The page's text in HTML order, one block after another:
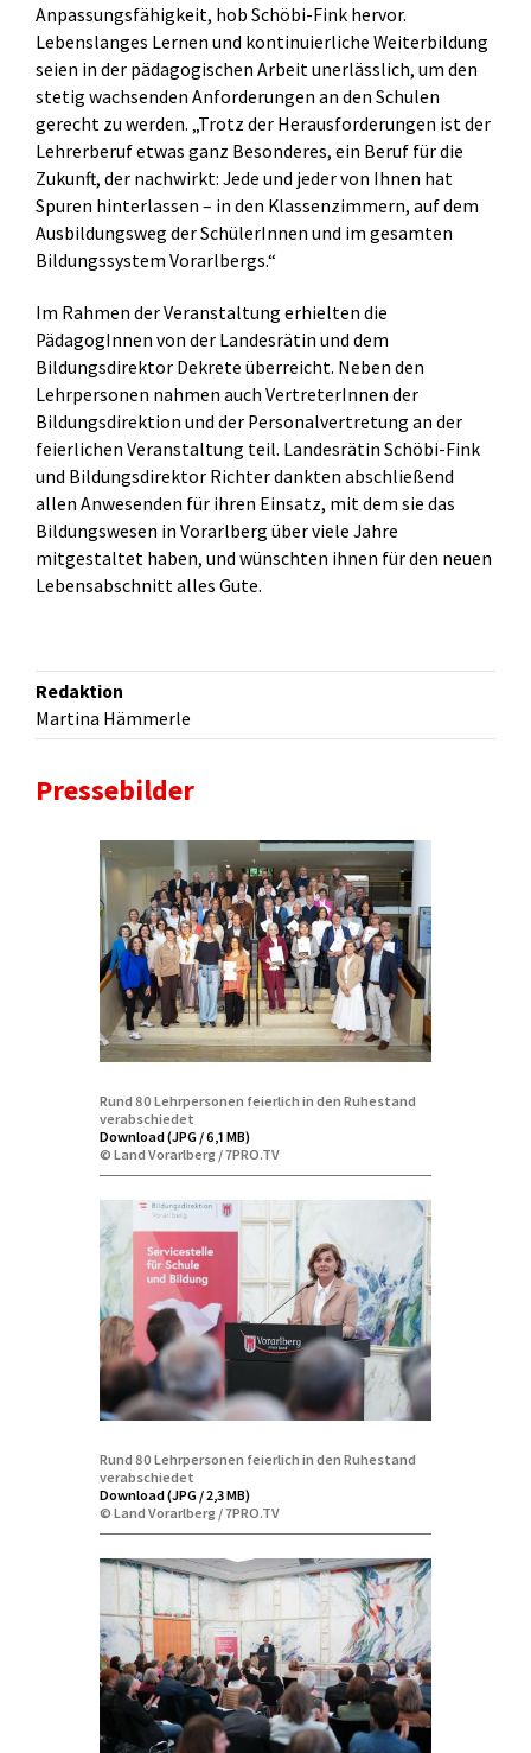
Anpassungsfähigkeit, hob Schöbi-Fink hervor.
Lebenslanges Lernen und kontinuierliche Weiterbildung
seien in der pädagogischen Arbeit unerlässlich, um den
stetig wachsenden Anforderungen an den Schulen
gerecht zu werden. „Trotz der Herausforderungen ist der
Lehrerberuf etwas ganz Besonderes, ein Beruf für die
Zukunft, der nachwirkt: Jede und jeder von Ihnen hat
Spuren hinterlassen – in den Klassenzimmern, auf dem
Ausbildungsweg der SchülerInnen und im gesamten
Bildungssystem Vorarlbergs.“
Im Rahmen der Veranstaltung erhielten die
PädagogInnen von der Landesrätin und dem
Bildungsdirektor Dekrete überreicht. Neben den
Lehrpersonen nahmen auch VertreterInnen der
Bildungsdirektion und der Personalvertretung an der
feierlichen Veranstaltung teil. Landesrätin Schöbi-Fink
und Bildungsdirektor Richter dankten abschließend
allen Anwesenden für ihren Einsatz, mit dem sie das
Bildungswesen in Vorarlberg über viele Jahre
mitgestaltet haben, und wünschten ihnen für den neuen
Lebensabschnitt alles Gute.
Redaktion
Martina Hämmerle
Pressebilder
Rund 80 Lehrpersonen feierlich in den Ruhestand
verabschiedet
Download (JPG / 6,1 MB)
© Land Vorarlberg / 7PRO.TV
Rund 80 Lehrpersonen feierlich in den Ruhestand
verabschiedet
Download (JPG / 2,3 MB)
© Land Vorarlberg / 7PRO.TV